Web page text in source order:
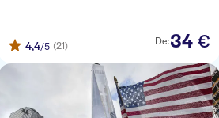
4,4/5 (21) De:34 €